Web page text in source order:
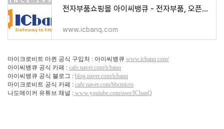
전자부품쇼핑몰 아이씨뱅큐 - 전자부품, 오픈소스 하드웨어의 모든 것
www.icbanq.com
마이크로비트 마퀸 공식 구입처 : 아이씨뱅큐 www.icbanq.com/
아이씨뱅큐 공식 카페 : cafe.naver.com/icbanq
아이씨뱅큐 공식 블로그 : blog.naver.com/icbanq
마이크로비트 공식 카페 : cafe.naver.com/bbcmicro
나도메이커 유튜브 채널 : www.youtube.com/user/ICbanQ